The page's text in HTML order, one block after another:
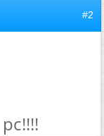
#2